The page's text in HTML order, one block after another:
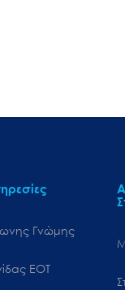
Γνώμης
ΕΟΤ